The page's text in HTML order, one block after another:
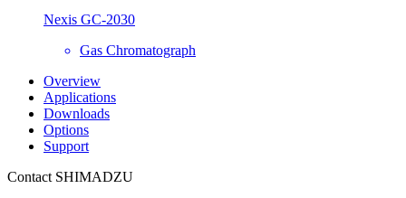
Nexis GC-2030
Gas Chromatograph
Overview
Applications
Downloads
Options
Support
Contact SHIMADZU